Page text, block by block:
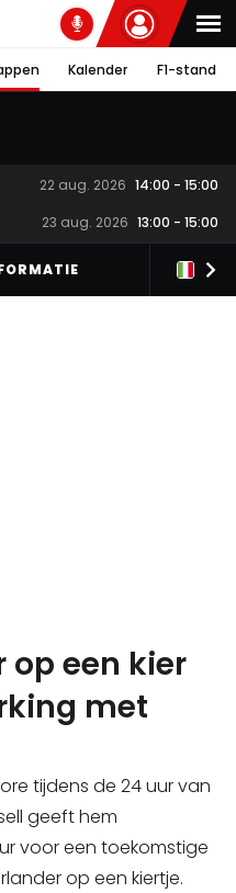
Kalender F1-stand
22 aug. 2026 14:00 - 15:00
23 aug. 2026 13:00 - 15:00
op een kier
met
tijdens de 24 uur van
geeft hem
voor een toekomstige
op een kiertje.